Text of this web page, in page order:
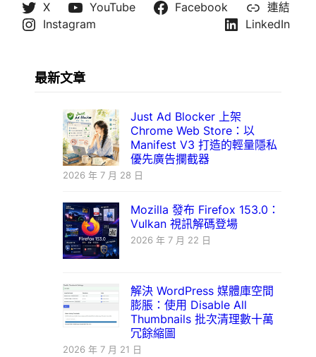
X YouTube Facebook
連結
Instagram
LinkedIn
最新文章
Just Ad Blocker 上架
Chrome Web Store：以
Manifest V3 打造的輕量隱私
優先廣告攔截器
2026 年 7 月 28 日
Mozilla 發布 Firefox 153.0：
Vulkan 視訊解碼登場
2026 年 7 月 22 日
解決 WordPress 媒體庫空間
膨脹：使用 Disable All
Thumbnails 批次清理數十萬
冗餘縮圖
2026 年 7 月 21 日